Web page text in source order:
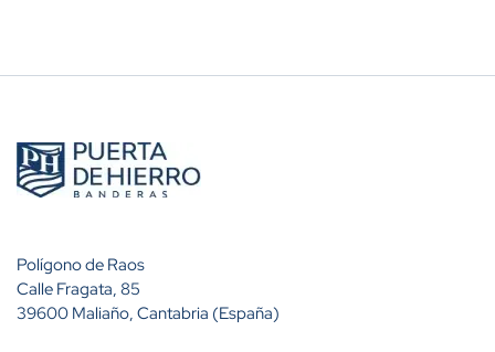
Polígono de Raos
Calle Fragata, 85
39600 Maliaño, Cantabria (España)